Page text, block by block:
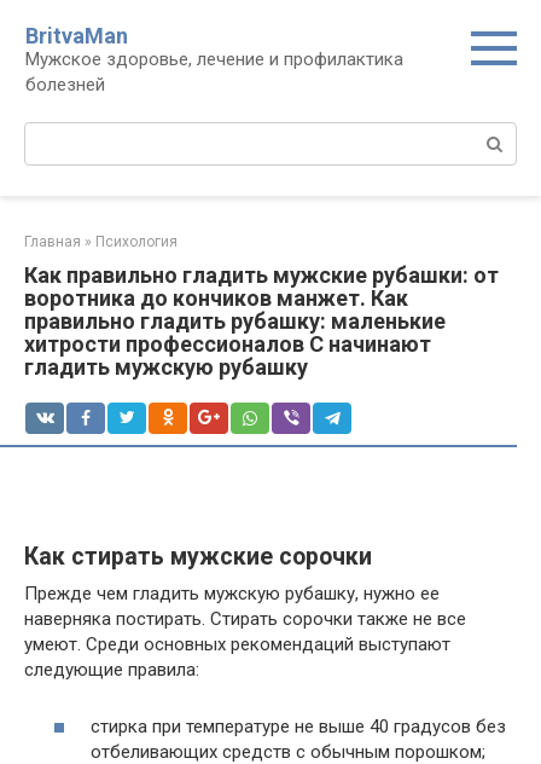
контенту
BritvaMan
Мужское здоровье, лечение и профилактика
болезней
Главная » Психология
Как правильно гладить мужские рубашки: от
воротника до кончиков манжет. Как
правильно гладить рубашку: маленькие
хитрости профессионалов С начинают
гладить мужскую рубашку
Как стирать мужские сорочки
Прежде чем гладить мужскую рубашку, нужно ее
наверняка постирать. Стирать сорочки также не все
умеют. Среди основных рекомендаций выступают
следующие правила:
стирка при температуре не выше 40 градусов без
отбеливающих средств с обычным порошком;